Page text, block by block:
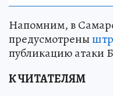
Напомним, в
предусмотрены
публикацию атаки
К ЧИТАТЕЛЯМ